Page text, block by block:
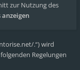
zur Nutzung des
anzeigen
.“) wird
Regelungen